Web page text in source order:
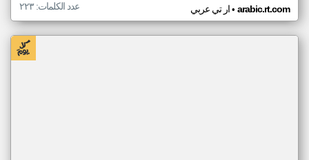
ار تي عربي• arabic.rt.com عدد الكلمات: ٢٢٣